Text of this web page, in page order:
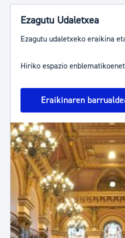
Ezagutu Udaletxea
Ezagutu udaletxeko eraikina
Hiriko espazio
Eraikinaren